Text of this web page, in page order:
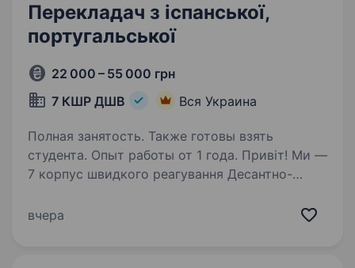
Перекладач з іспанської,
португальської
22 000 – 55 000 грн
7 КШР ДШВ
Вся Украина
Полная занятость. Также готовы взять
студента. Опыт работы от 1 года. Привіт! Ми —
7 корпус швидкого реагування Десантно-
справжня еліта, яка поєднує мужність,
вчера